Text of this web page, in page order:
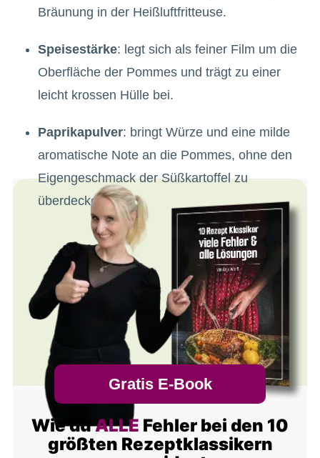
Bräunung in der Heißluftfritteuse.
Speisestärke: legt sich als feiner Film um die
Oberfläche der Pommes und trägt zu einer
leicht krossen Hülle bei.
Paprikapulver: bringt Würze und eine milde
aromatische Note an die Pommes, ohne den
Eigengeschmack der Süßkartoffel zu
überdecken.
Gratis E-Book
Wie duALLE Fehler bei den 10
größten Rezeptklassikern